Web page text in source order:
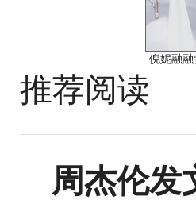
倪妮融融
推荐阅读
周杰伦发